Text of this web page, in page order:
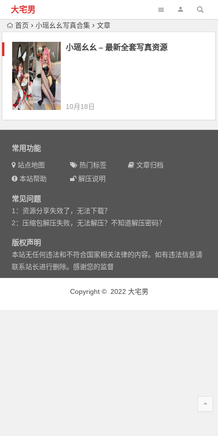
大宅男
首页 小瑶幺幺写真合集 文章
小瑶幺幺 – 最新全套写真资源
10月18日
常用功能
站点地图 热门标签
文章归档
本站帮助
解压说明
常见问题
1：资源分享失效了，无法下载？
2：压缩包解压失败，无法解压？不知道解压密码？
版权声明
本站无任何违法和不符合国家相关法律的内容。如有违法信息请
联系站长进行删除。感谢您的监督
Copyright © 2022 大宅男